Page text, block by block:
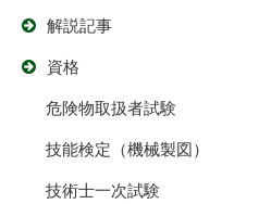
解説記事
資格
危険物取扱者試験
技能検定（機械製図）
技術士一次試験